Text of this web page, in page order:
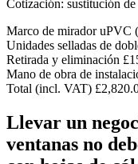
Cotización: sustitución
Marco de mirador uPVC
Unidades selladas de
Retirada y eliminación
Mano de obra de
Total (incl. VAT)
Llevar un
ventanas no